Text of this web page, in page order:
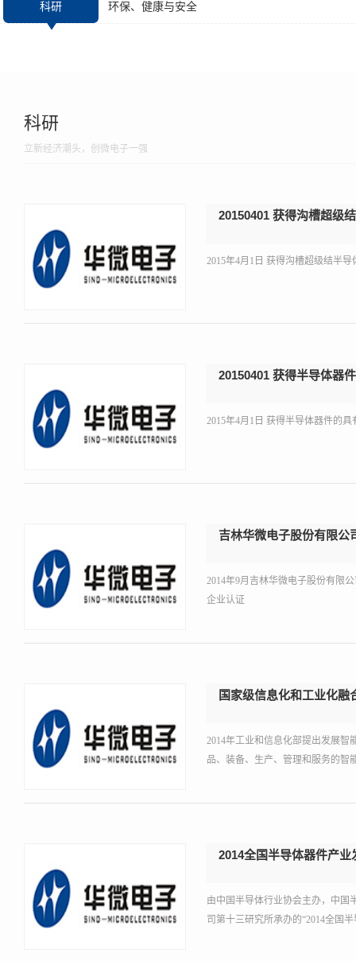
科研 环保、健康与安全
立新经济潮头，创微电子一强
科研
20150401 获得沟槽超级
2015年4月1日 获得沟槽超级结半
20150401 获得半导体器
2015年4月1日 获得半导体器件的
吉林华微电子股份有限公
2014年9月吉林华微电子股份有限
企业认证
国家级信息化和工业化融
2014年工业和信息化部提出发展
品、装备、生产、管理和服务的
2014全国半导体器件产
由中国半导体行业协会主办，中国
司第十三研究所承办的“2014全国